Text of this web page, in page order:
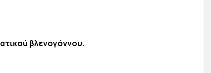
βλενογόννου.